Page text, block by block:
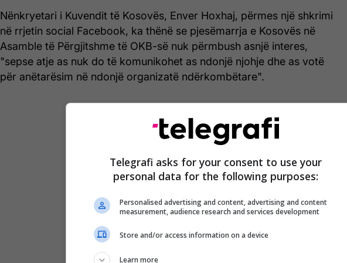
Nënkryetari i Kuvendit të Kosovës, Enver Hoxhaj, përmes një shkrimi
në rrjetin social Facebook, ka thënë se pjesëmarrja e Kosovës në
Asamble të Përgjitshme të OKB-së nuk përmbush asnjë interes,
"sepse atje as nuk do të komunikohet as ndonjë njohje dhe as votë
për anëtarësim në ndonjë organizatë ndërkombëtare".
Telegrafi asks for your consent to use your
personal data for the following purposes:
Personalised advertising and content, advertising and content
measurement, audience research and services development
Store and/or access information on a device
Learn more